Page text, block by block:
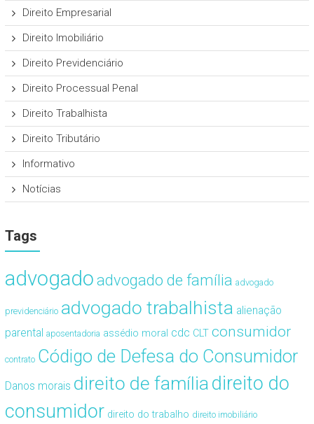
Direito Empresarial
Direito Imobiliário
Direito Previdenciário
Direito Processual Penal
Direito Trabalhista
Direito Tributário
Informativo
Notícias
Tags
advogado advogado de família advogado
previdenciário advogado trabalhista alienação
parental aposentadoria assédio moral cdc CLT consumidor
contrato Código de Defesa do Consumidor
Danos morais direito de famíliadireito do
consumidor direito do trabalho direito imobiliário